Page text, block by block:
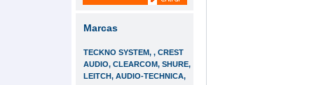
Marcas
TECKNO SYSTEM, , CREST
AUDIO, CLEARCOM, SHURE,
LEITCH, AUDIO-TECHNICA,